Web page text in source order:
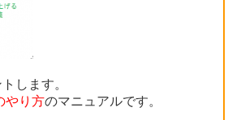
します。
やり方のマニュアルです。